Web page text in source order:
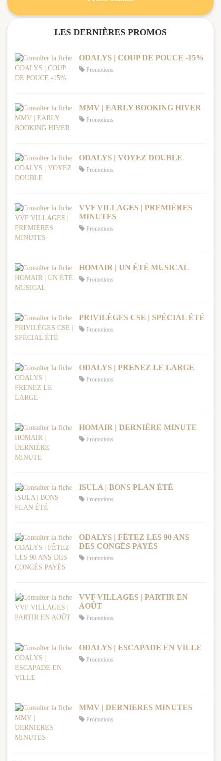
LES DERNIÈRES PROMOS
ODALYS | COUP DE POUCE -15%
Promotions
MMV | EARLY BOOKING HIVER
Promotions
ODALYS | VOYEZ DOUBLE
Promotions
VVF VILLAGES | PREMIÈRES
MINUTES
Promotions
HOMAIR | UN ÉTÉ MUSICAL
Promotions
PRIVILÈGES CSE | SPÉCIAL ÉTÉ
Promotions
ODALYS | PRENEZ LE LARGE
Promotions
HOMAIR | DERNIÈRE MINUTE
Promotions
ISULA | BONS PLAN ÉTÉ
Promotions
ODALYS | FÊTEZ LES 90 ANS
DES CONGÉS PAYÉS
Promotions
VVF VILLAGES | PARTIR EN
AOÛT
Promotions
ODALYS | ESCAPADE EN VILLE
Promotions
MMV | DERNIERES MINUTES
Promotions